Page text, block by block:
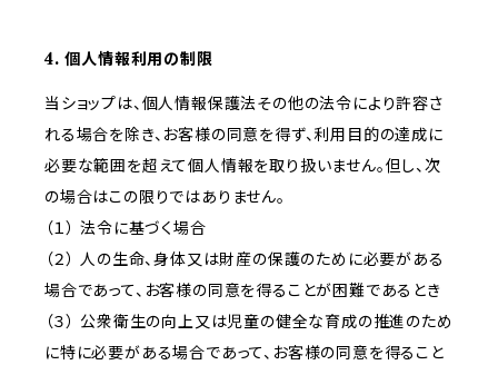
4. 個人情報利用の制限
当ショップは、個人情報保護法その他の法令により許容さ
れる場合を除き、お客様の同意を得ず、利用目的の達成に
必要な範囲を超えて個人情報を取り扱いません。但し、次
の場合はこの限りではありません。
（１） 法令に基づく場合
（２） 人の生命、身体又は財産の保護のために必要がある
場合であって、お客様の同意を得ることが困難であるとき
（３） 公衆衛生の向上又は児童の健全な育成の推進のため
に特に必要がある場合であって、お客様の同意を得ること